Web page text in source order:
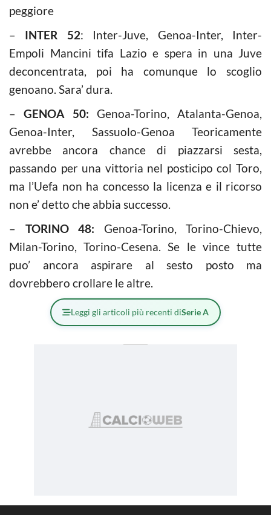
peggiore
– INTER 52: Inter-Juve, Genoa-Inter, Inter-
Empoli Mancini tifa Lazio e spera in una Juve
deconcentrata, poi ha comunque lo scoglio
genoano. Sara’ dura.
–GENOA 50: Genoa-Torino, Atalanta-Genoa,
Genoa-Inter, Sassuolo-Genoa Teoricamente
avrebbe ancora chance di piazzarsi sesta,
passando per una vittoria nel posticipo col Toro,
ma l’Uefa non ha concesso la licenza e il ricorso
non e’ detto che abbia successo.
– TORINO 48: Genoa-Torino, Torino-Chievo,
Milan-Torino, Torino-Cesena. Se le vince tutte
puo’ ancora aspirare al sesto posto ma
dovrebbero crollare le altre.
Leggi gli articoli più recenti diSerie A